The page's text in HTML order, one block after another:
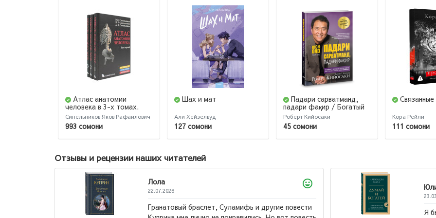
Атлас анатомии
человека в 3-х томах.
Комплект Синельников
Синельников Яков Рафаилович
993 сомони
Шах и мат
Али Хейзелвуд
127 сомони
Падари сарватманд,
падари фақир / Богатый
папа, бедный папа
(jahon.tj)
Роберт Кийосаки
45 сомони
Кора Рейли
111 сомони
Отзывы и рецензии наших читателей
браслет, Суламифь и другие повести
Я бы назвал эту книгу "Лучшая книга всех времен".